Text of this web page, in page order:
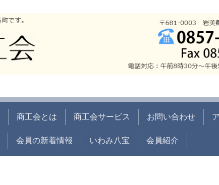
商工会とは 商工会サービス お問い合わせ
会員の新着情報 いわみ八宝 会員紹介